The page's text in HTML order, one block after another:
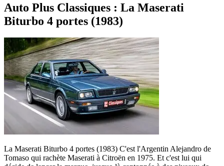
Auto Plus Classiques : La Maserati
Biturbo 4 portes (1983)
La Maserati Biturbo 4 portes (1983) C'est l'Argentin Alejandro de
Tomaso qui rachète Maserati à Citroën en 1975. Et c'est lui qui